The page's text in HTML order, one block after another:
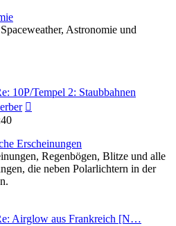
Astronomie und
10P/Tempel 2: Staubbahnen
Erscheinungen
Regenbögen, Blitze und alle
die neben Polarlichtern in der
Airglow aus Frankreich [N…